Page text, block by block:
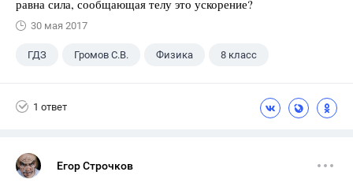
равна сила, сообщающая телу это ускорение?
30 мая 2017
ГДЗ Громов С.В. Физика 8 класс
1 ответ
Егор Строчков